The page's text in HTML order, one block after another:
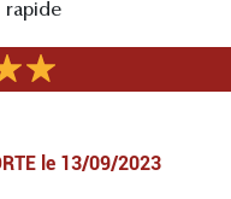
rapide
le 13/09/2023